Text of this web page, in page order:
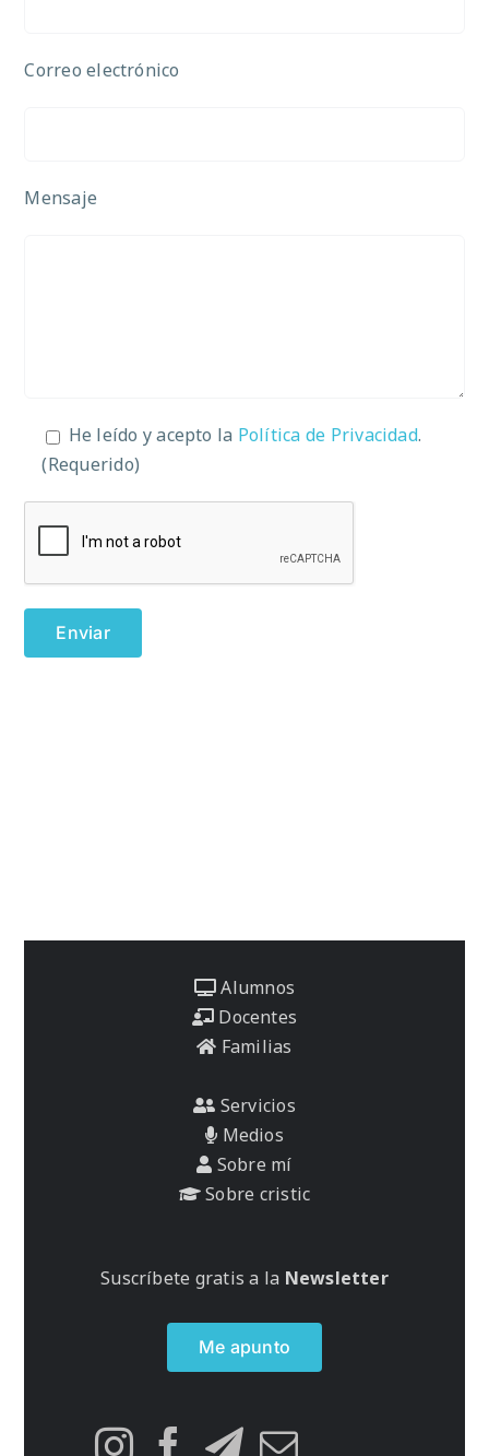
Correo electrónico
Mensaje
He leído y acepto la Política de Privacidad.
(Requerido)
Alumnos
Docentes
Familias
Servicios
Medios
Sobre mí
Sobre cristic
Suscríbete gratis a la Newsletter
Me apunto